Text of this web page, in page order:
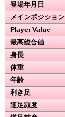
登場年月日
メインポジション
Player Value
最高総合値
身長
体重
年齢
利き足
逆足頻度